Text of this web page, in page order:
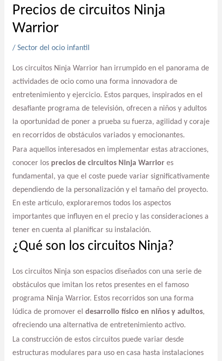
Precios de circuitos Ninja
Warrior
/ Sector del ocio infantil
Los circuitos Ninja Warrior han irrumpido en el panorama de
actividades de ocio como una forma innovadora de
entretenimiento y ejercicio. Estos parques, inspirados en el
desafiante programa de televisión, ofrecen a niños y adultos
la oportunidad de poner a prueba su fuerza, agilidad y coraje
en recorridos de obstáculos variados y emocionantes.
Para aquellos interesados en implementar estas atracciones,
conocer los precios de circuitos Ninja Warriores
fundamental, ya que el coste puede variar significativamente
dependiendo de la personalización y el tamaño del proyecto.
En este artículo, exploraremos todos los aspectos
importantes que influyen en el precio y las consideraciones a
tener en cuenta al planificar su instalación.
¿Qué son los circuitos Ninja?
Los circuitos Ninja son espacios diseñados con una serie de
obstáculos que imitan los retos presentes en el famoso
programa Ninja Warrior. Estos recorridos son una forma
lúdica de promover el desarrollo físico en niños y adultos,
ofreciendo una alternativa de entretenimiento activo.
La construcción de estos circuitos puede variar desde
estructuras modulares para uso en casa hasta instalaciones